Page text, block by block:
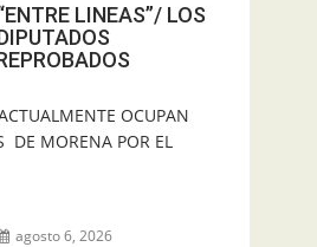
LINEAS”/ LOS
OCUPAN
DE MORENA POR EL
agosto 6, 2026